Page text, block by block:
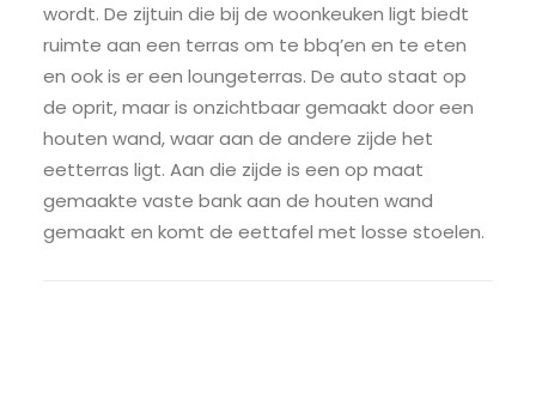
wordt. De zijtuin die bij de woonkeuken ligt biedt
ruimte aan een terras om te bbq’en en te eten
en ook is er een loungeterras. De auto staat op
de oprit, maar is onzichtbaar gemaakt door een
houten wand, waar aan de andere zijde het
eetterras ligt. Aan die zijde is een op maat
gemaakte vaste bank aan de houten wand
gemaakt en komt de eettafel met losse stoelen.